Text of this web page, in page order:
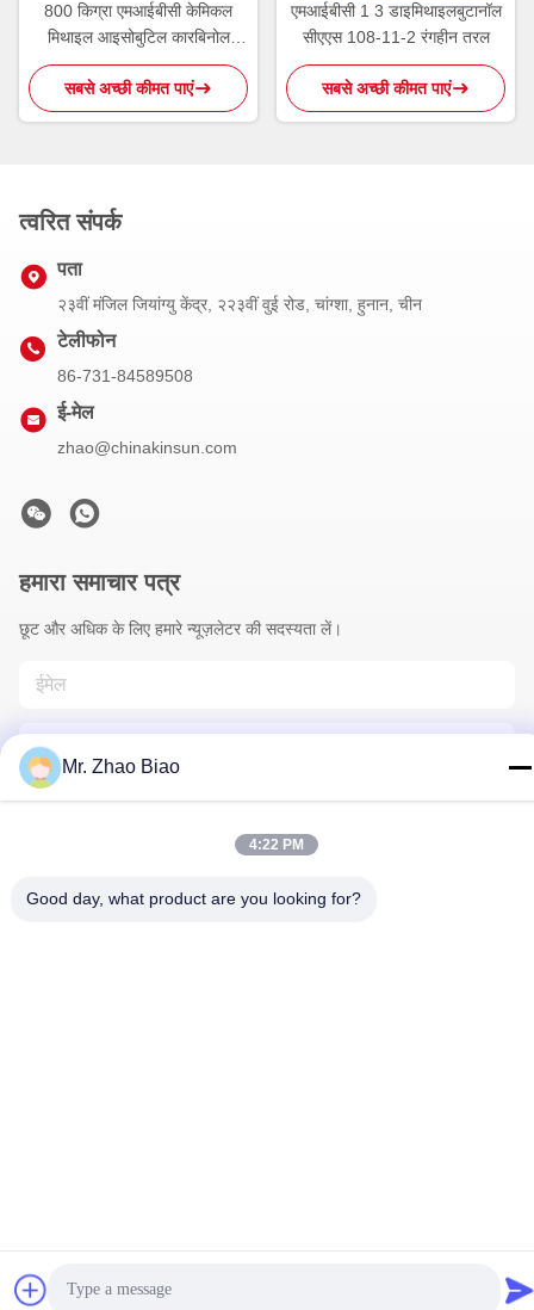
800 किग्रा एमआईबीसी केमिकल
मिथाइल आइसोबुटिल कारबिनोल
फ्लोटेशन रिएजेंट सीएएस 108-11-2
सबसे अच्छी कीमत पाएं
एमआईबीसी 1 3 डाइमिथाइलबुटानॉल
सीएएस 108-11-2 रंगहीन तरल
सबसे अच्छी कीमत पाएं
त्वरित संपर्क
पता
२३वीं मंजिल जियांग्यु केंद्र, २२३वीं वुई रोड, चांग्शा, हुनान, चीन
टेलीफोन
86-731-84589508
ई-मेल
zhao@chinakinsun.com
हमारा समाचार पत्र
छूट और अधिक के लिए हमारे न्यूज़लेटर की सदस्यता लें।
Mr. Zhao Biao
4:22 PM
Good day, what product are you looking for?